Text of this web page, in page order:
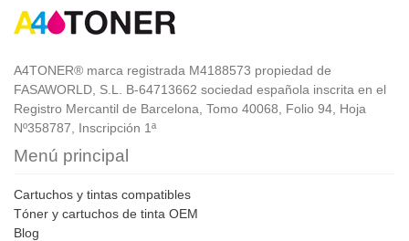
A4TONER® marca registrada M4188573 propiedad de
FASAWORLD, S.L. B-64713662 sociedad española inscrita en el
Registro Mercantil de Barcelona, Tomo 40068, Folio 94, Hoja
Nº358787, Inscripción 1ª
Menú principal
Cartuchos y tintas compatibles
Tóner y cartuchos de tinta OEM
Blog